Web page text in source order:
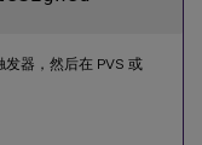
器，然后在 PVS 或